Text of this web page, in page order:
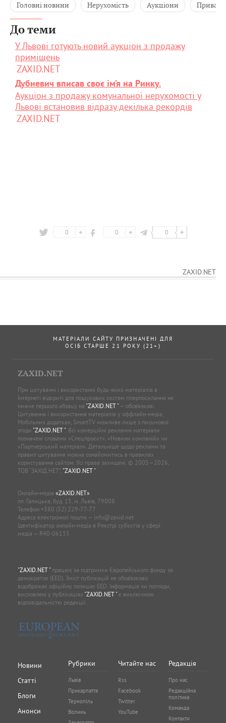
Головні новини Нерухомість Аукціони
До теми
У Львові готують новий аукціон з продажу
приміщень
ZAXID.NET
Дубневич вписав своє ім’я на Ринку.
Аукціон з продажу комунальної нерухомості у
Львові встановив відразу декілька рекордів
ZAXID.NET
0 0 0
ZAXID.NET
МАТЕРІАЛИ САЙТУ ПРИЗНАЧЕНІ ДЛЯ
ОСІБ СТАРШЕ 21 РОКУ (21+)
ZAXID.NET
При цитуванні і використанні будь-яких матеріалів в
Інтернеті відкриті для пошукових систем гіперпосилання не
нижче першого абзацу на "ZAXID.NET "— обов’язкові.
Цитування і використання матеріалів у оффлайн-медіа,
Мобільних додатках, SmartTV можливе лише з письмової
згоди "ZAXID.NET ". Всі комерційні рекламні матеріали
позначені словами «Спецпроєкт», «Новини компаній» чи
«Партнерський матеріал». Детальніше щодо реклами та
правил цитування можна ознайомитись в правилах
користування сайтом. Усі права захищені. © 2005—2026,
ТОВ “ЗАХІД.НЕТ”, "ZAXID.NET ".
Онлайн-медіа «ZAXID.NET»
пл. Галицька, буд. 15, м. Львів, 79008
Телефон +380 (32) 229-77-77
Адреса електронної пошти — info@zaxid.net
Ідентифікатор онлайн-медіа в Реєстрі суб'єктів у сфері
медіа — R40-06155
"ZAXID.NET "працює за підтримки Європейського фонду за
демократію (EED). Зміст публікацій не обов’язково
відображає офіційну позицію EED. Інформація чи погляди,
висловлені у публікаціях "ZAXID.NET "є виключною
відповідальністю редакції.
Новини
Статті
Блоги
Анонси
Рубрики
Львів
Прикарпаття
Тернопіль
Волинь
Читайте нас
Rss
Facebook
Twitter
YouTube
Редакція
Про нас
Редакційна
політика
Команда
Контакти